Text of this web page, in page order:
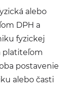
alebo
DPH a
fyzickej
platiteľom
postavenie
alebo časti